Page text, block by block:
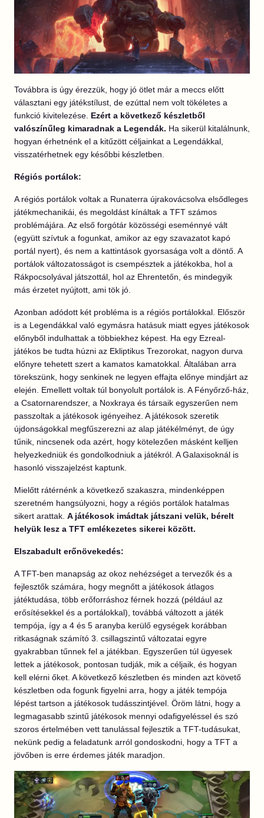
Továbbra is úgy érezzük, hogy jó ötlet már a meccs előtt
választani egy játékstílust, de ezúttal nem volt tökéletes a
funkció kivitelezése. Ezért a következő készletből
valószínűleg kimaradnak a Legendák. Ha sikerül kitalálnunk,
hogyan érhetnénk el a kitűzött céljainkat a Legendákkal,
visszatérhetnek egy későbbi készletben.
Régiós portálok:
A régiós portálok voltak a Runaterra újrakovácsolva elsődleges
játékmechanikái, és megoldást kínáltak a TFT számos
problémájára. Az első forgótár közösségi eseménnyé vált
(együtt szívtuk a fogunkat, amikor az egy szavazatot kapó
portál nyert), és nem a kattintások gyorsasága volt a döntő. A
portálok változatosságot is csempésztek a játékokba, hol a
Rákpocsolyával játszottál, hol az Ehrentetőn, és mindegyik
más érzetet nyújtott, ami tök jó.
Azonban adódott két probléma is a régiós portálokkal. Először
is a Legendákkal való egymásra hatásuk miatt egyes játékosok
előnyből indulhattak a többiekhez képest. Ha egy Ezreal-
játékos be tudta húzni az Ekliptikus Trezorokat, nagyon durva
előnyre tehetett szert a kamatos kamatokkal. Általában arra
törekszünk, hogy senkinek ne legyen effajta előnye mindjárt az
elején. Emellett voltak túl bonyolult portálok is. A Fényőrző-ház,
a Csatornarendszer, a Noxkraya és társaik egyszerűen nem
passzoltak a játékosok igényeihez. A játékosok szeretik
újdonságokkal megfűszerezni az alap játékélményt, de úgy
tűnik, nincsenek oda azért, hogy kötelezően másként kelljen
helyezkedniük és gondolkodniuk a játékról. A Galaxisoknál is
hasonló visszajelzést kaptunk.
Mielőtt rátérnénk a következő szakaszra, mindenképpen
szeretném hangsúlyozni, hogy a régiós portálok hatalmas
sikert arattak. A játékosok imádtak játszani velük, bérelt
helyük lesz a TFT emlékezetes sikerei között.
Elszabadult erőnövekedés:
A TFT-ben manapság az okoz nehézséget a tervezők és a
fejlesztők számára, hogy megnőtt a játékosok átlagos
játéktudása, több erőforráshoz férnek hozzá (például az
erősítésekkel és a portálokkal), továbbá változott a játék
tempója, így a 4 és 5 aranyba kerülő egységek korábban
ritkaságnak számító 3. csillagszintű változatai egyre
gyakrabban tűnnek fel a játékban. Egyszerűen túl ügyesek
lettek a játékosok, pontosan tudják, mik a céljaik, és hogyan
kell elérni őket. A következő készletben és minden azt követő
készletben oda fogunk figyelni arra, hogy a játék tempója
lépést tartson a játékosok tudásszintjével. Öröm látni, hogy a
legmagasabb szintű játékosok mennyi odafigyeléssel és szó
szoros értelmében vett tanulással fejlesztik a TFT-tudásukat,
nekünk pedig a feladatunk arról gondoskodni, hogy a TFT a
jövőben is erre érdemes játék maradjon.